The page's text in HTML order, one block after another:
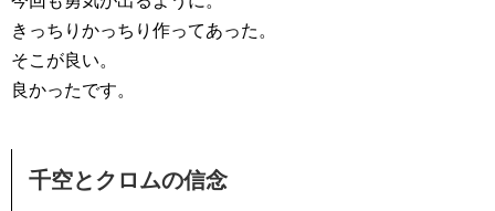
きっちりかっちり作ってあった。
そこが良い。
良かったです。
千空とクロムの信念